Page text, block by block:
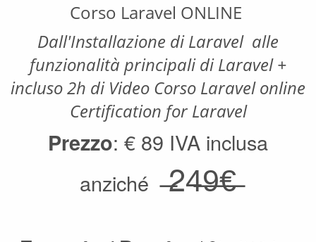
Corso Laravel ONLINE
Dall'Installazione di Laravel alle
funzionalità principali di Laravel +
incluso 2h di Video Corso Laravel online
Certification for Laravel
Prezzo: € 89 IVA inclusa
anziché̶24̶9̶€̶